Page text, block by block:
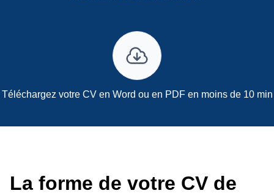
Téléchargez votre CV en Word ou en PDF en moins de 10 min
La forme de votre CV de